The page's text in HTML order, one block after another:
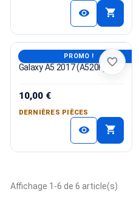
visibility shopping_cart
Nappe Capteur Proximité
Galaxy A5 2017 (A520F)
10,00 €
DERNIÈRES PIÈCES
visibility shopping_cart
PROMO ! favorite_border
Affichage 1-6 de 6 article(s)